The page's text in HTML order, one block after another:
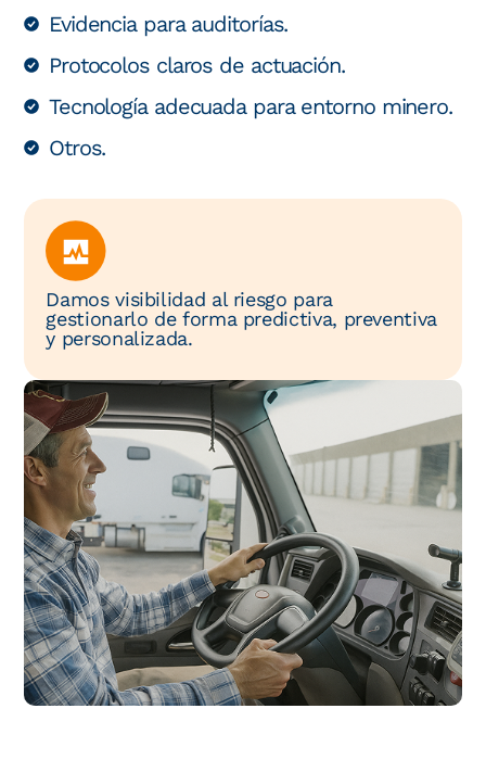
Evidencia para auditorías.
Protocolos claros de actuación.
Tecnología adecuada para entorno minero.
Otros.
Damos visibilidad al riesgo para
gestionarlo de forma predictiva, preventiva
y personalizada.